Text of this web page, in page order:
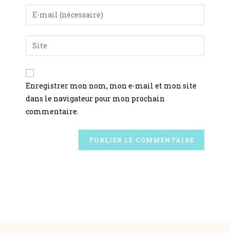
Enregistrer mon nom, mon e-mail et mon site
dans le navigateur pour mon prochain
commentaire.